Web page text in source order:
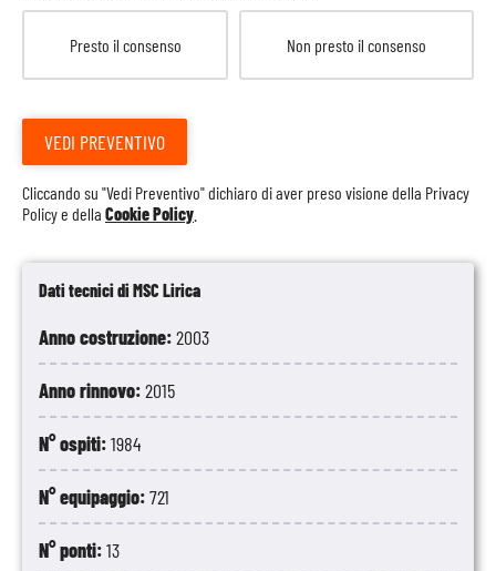
Dati tecnici di MSC Lirica
Anno costruzione:2003
Anno rinnovo:2015
N° ospiti:1984
N° equipaggio:721
N° ponti:13
Presto il consenso Non presto il consenso
VEDI PREVENTIVO
Cliccando su "Vedi Preventivo" dichiaro di aver preso visione della Privacy
Policye della Cookie Policy